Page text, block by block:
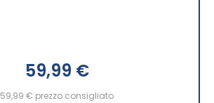
59,99 €
59,99 € prezzo consigliato